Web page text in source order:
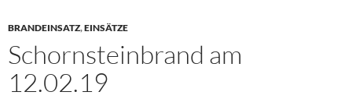
BRANDEINSATZ,EINSÄTZE
Schornsteinbrand am
12.02.19